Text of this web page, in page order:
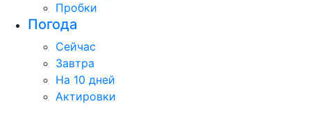
Пробки
Погода
Сейчас
Завтра
На 10 дней
Актировки